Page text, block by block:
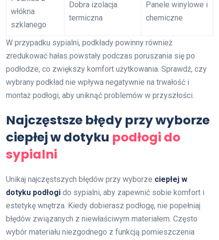
włókna
szklanego
Dobra izolacja
termiczna
Panele winylowe i
chemiczne
W przypadku sypialni, podkłady powinny również
zredukować hałas powstały podczas poruszania się po
podłodze, co zwiększy komfort użytkowania. Sprawdź, czy
wybrany podkład nie wpływa negatywnie na trwałość i
montaż podłogi, aby uniknąć problemów w przyszłości.
Najczęstsze błędy przy wyborze
ciepłej w dotyku podłogi do
sypialni
Unikaj najczęstszych błędów przy wyborze ciepłej w
dotyku podłogi do sypialni, aby zapewnić sobie komfort i
estetykę wnętrza. Kiedy dobierasz podłogę, nie popełniaj
błędów związanych z niewłaściwym materiałem. Często
wybór materiału niezgodnego z funkcją pomieszczenia